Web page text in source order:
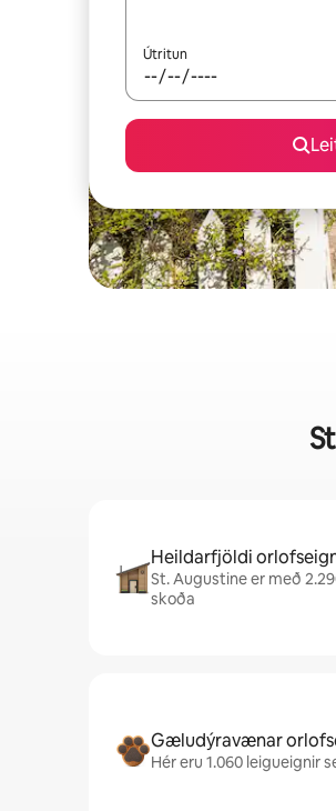
Útritun
Heildarfjöldi
St. Augustine er með
skoða
Gæludýravænar
Hér eru 1.060 leigueignir